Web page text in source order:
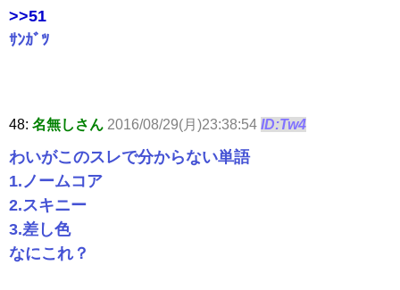
>>51
ｻﾝｶﾞﾂ
48: 名無しさん 2016/08/29(月)23:38:54 ID:Tw4
わいがこのスレで分からない単語
1.ノームコア
2.スキニー
3.差し色
なにこれ？